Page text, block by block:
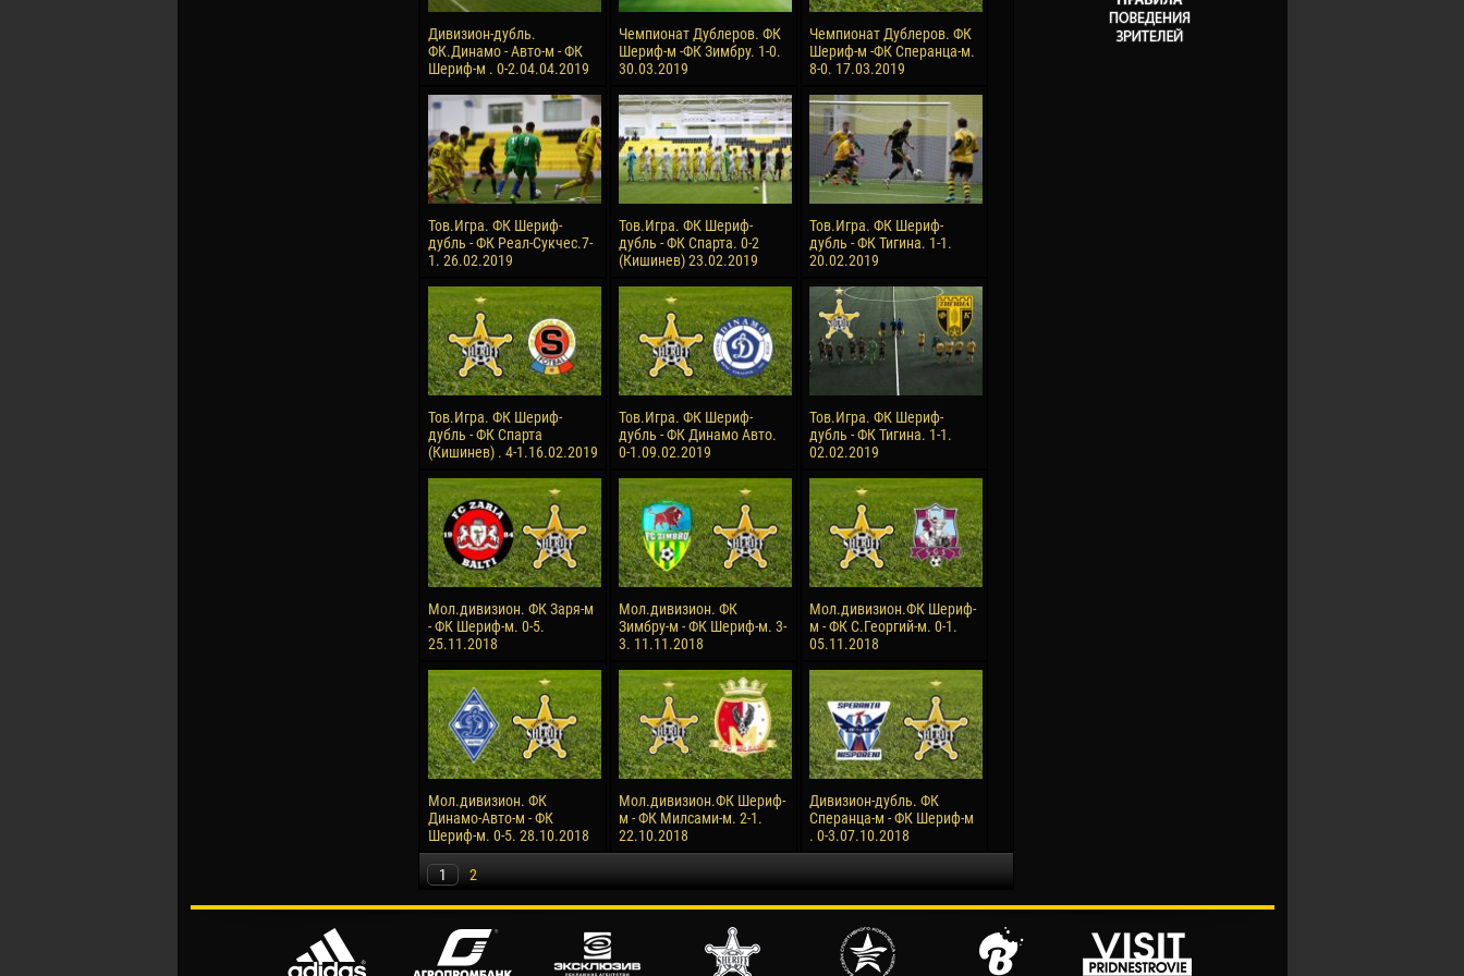
Дивизион-дубль.
ФК.Динамо - Авто-м - ФК
Шериф-м . 0-2.04.04.2019
Чемпионат Дублеров. ФК
Шериф-м -ФК Зимбру. 1-0.
30.03.2019
Чемпионат Дублеров. ФК
Шериф-м -ФК Сперанца-м.
8-0. 17.03.2019
Тов.Игра. ФК Шериф-
дубль - ФК Реал-Сукчес.7-
1. 26.02.2019
Тов.Игра. ФК Шериф-
дубль - ФК Спарта. 0-2
(Кишинев) 23.02.2019
Тов.Игра. ФК Шериф-
дубль - ФК Тигина. 1-1.
20.02.2019
Тов.Игра. ФК Шериф-
дубль - ФК Спарта
(Кишинев) . 4-1.16.02.2019
Тов.Игра. ФК Шериф-
дубль - ФК Динамо Авто.
0-1.09.02.2019
Тов.Игра. ФК Шериф-
дубль - ФК Тигина. 1-1.
02.02.2019
Мол.дивизион. ФК Заря-м
- ФК Шериф-м. 0-5.
25.11.2018
Мол.дивизион. ФК
Зимбру-м - ФК Шериф-м. 3-
3. 11.11.2018
Мол.дивизион.ФК Шериф-
м - ФК С.Георгий-м. 0-1.
05.11.2018
Мол.дивизион. ФК
Динамо-Авто-м - ФК
Шериф-м. 0-5. 28.10.2018
Мол.дивизион.ФК Шериф-
м - ФК Милсами-м. 2-1.
22.10.2018
Дивизион-дубль. ФК
Сперанца-м - ФК Шериф-м
. 0-3.07.10.2018
1 2